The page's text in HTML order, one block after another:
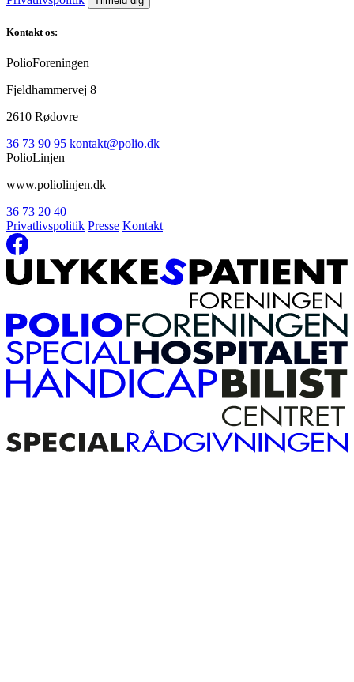
Kontakt os:
PolioForeningen
Fjeldhammervej 8
2610 Rødovre
36 73 90 95 kontakt@polio.dk
PolioLinjen
www.poliolinjen.dk
36 73 20 40
Privatlivspolitik Presse Kontakt